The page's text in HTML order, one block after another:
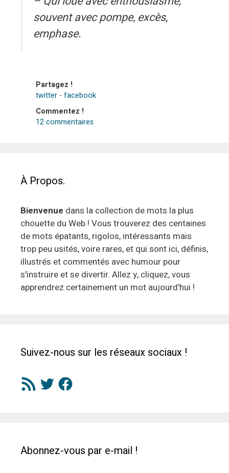
souvent avec pompe, excès,
emphase.
Partagez !
twitter - facebook
Commentez !
12 commentaires
À Propos.
Bienvenue dans la collection de mots la plus
chouette du Web ! Vous trouverez des centaines
de mots épatants, rigolos, intéressants mais
trop peu usités, voire rares, et qui sont ici, définis,
illustrés et commentés avec humour pour
s'instruire et se divertir. Allez y, cliquez, vous
apprendrez certainement un mot aujourd'hui !
Suivez-nous sur les réseaux sociaux !
Flux
RSS
TwitterFacebook
Abonnez-vous par e-mail !